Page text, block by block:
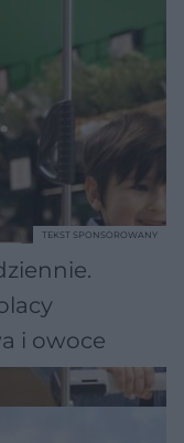
i owoce
TEKST SPONSOROWANY